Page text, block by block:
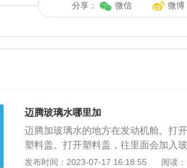
分享： 微信 微博
迈腾玻璃水哪里加
迈腾加玻璃水的地方在发动机舱。打
塑料盖。打开塑料盖，往里面会加入
的汽车挡风玻璃水主要由水、酒精、
发布时间：2023-07-17 16:18:55 阅读